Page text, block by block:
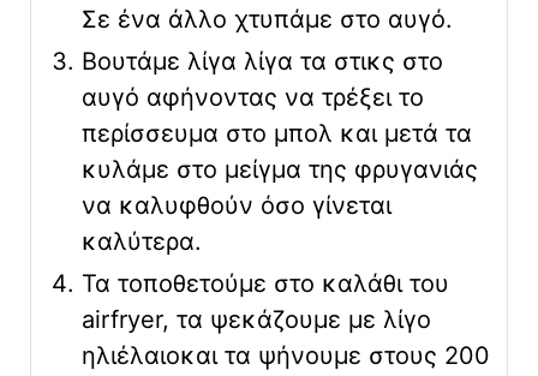
Σε ένα άλλο χτυπάμε στο αυγό.
Βουτάμε λίγα λίγα τα στικς στο
αυγό αφήνοντας να τρέξει το
περίσσευμα στο μπολ και μετά τα
κυλάμε στο μείγμα της φρυγανιάς
να καλυφθούν όσο γίνεται
καλύτερα.
Τα τοποθετούμε στο καλάθι του
airfryer, τα ψεκάζουμε με λίγο
ηλιέλαιοκαι τα ψήνουμε στους 200